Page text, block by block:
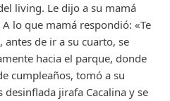
living. Le dijo a su mamá
lo que mamá respondió: «Te
antes de ir a su cuarto, se
hacia el parque, donde
cumpleaños, tomó a su
jirafa Cacalina y se